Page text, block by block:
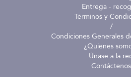
Entrega -
Términos y
/
Condiciones Generales
¿Quienes
Únase a la
Contáctenos